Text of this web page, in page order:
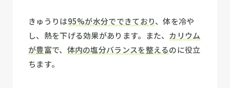
きゅうりは95%が水分でできており、体を冷や
し、熱を下げる効果があります。また、 カリウム
が豊富で、 体内の塩分バランスを整えるのに役立
ちます。